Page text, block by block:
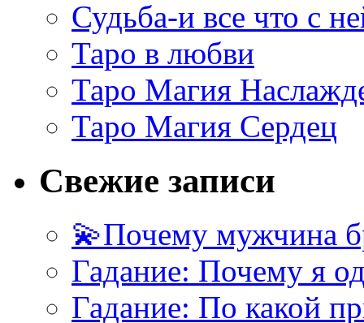
Судьба-и все что с
Таро в любви
Таро Магия
Таро Магия Сердец
Свежие записи
💫Почему мужчина
Гадание: Почему я
Гадание: По какой